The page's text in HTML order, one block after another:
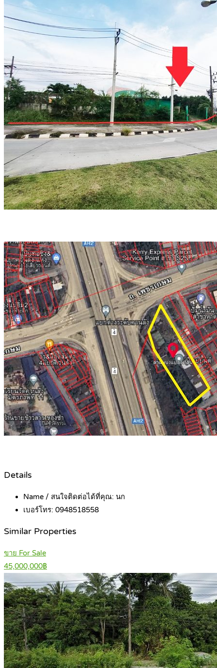
Details
Name / สนใจติดต่อได้ที่คุณ: นก
เบอร์โทร: 0948518558
Similar Properties
ขาย For Sale
45,000,000฿